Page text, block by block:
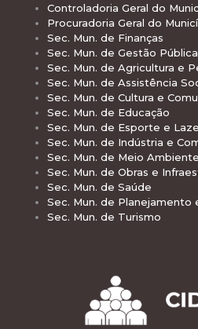
Controladoria Geral do
Procuradoria Geral do
Sec. Mun. de Finanças
Sec. Mun. de Gestão Pública
Sec. Mun. de Agricultura e
Sec. Mun. de Assistência
Sec. Mun. de Cultura e
Sec. Mun. de Educação
Sec. Mun. de Esporte e
Sec. Mun. de Indústria e
Sec. Mun. de Meio Ambiente
Sec. Mun. de Obras e
Sec. Mun. de Saúde
Sec. Mun. de Planejamento
Sec. Mun. de Turismo